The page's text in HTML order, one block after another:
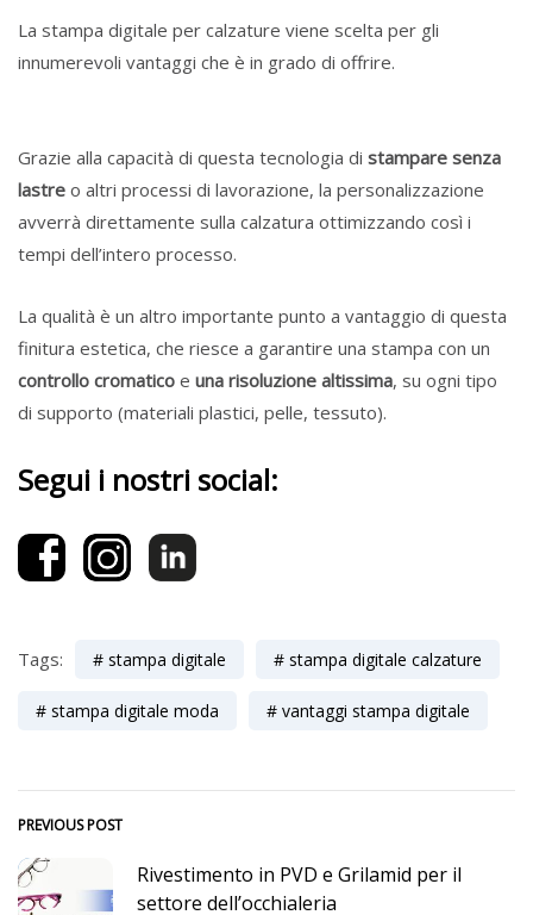
La stampa digitale per calzature viene scelta per gli
innumerevoli vantaggi che è in grado di offrire.
Grazie alla capacità di questa tecnologia di stampare senza
lastre o altri processi di lavorazione, la personalizzazione
avverrà direttamente sulla calzatura ottimizzando così i
tempi dell’intero processo.
La qualità è un altro importante punto a vantaggio di questa
finitura estetica, che riesce a garantire una stampa con un
controllo cromatico e una risoluzione altissima, su ogni tipo
di supporto (materiali plastici, pelle, tessuto).
Segui i nostri social:
Tags: stampa digitale stampa digitale calzature
stampa digitale moda vantaggi stampa digitale
PREVIOUS POST
Rivestimento in PVD e Grilamid per il
settore dell’occhialeria